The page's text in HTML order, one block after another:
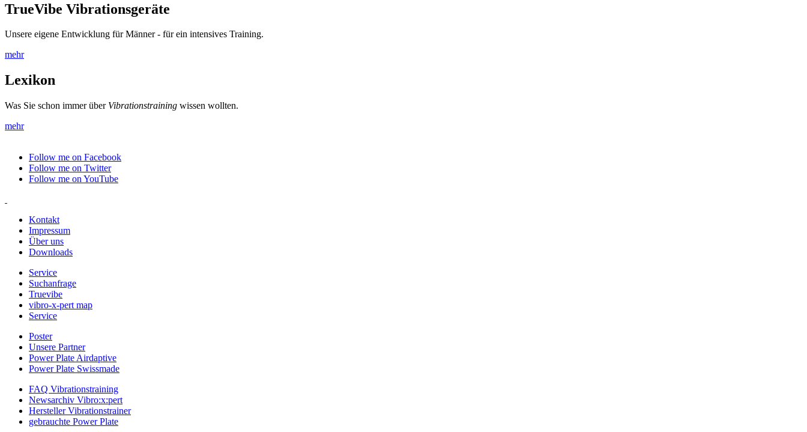
TrueVibe Vibrationsgeräte
Unsere eigene Entwicklung für Männer - für ein intensives Training.
mehr
Lexikon
Was Sie schon immer über Vibrationstraining wissen wollten.
mehr
Follow me on Facebook
Follow me on Twitter
Follow me on YouTube
Kontakt
Impressum
Über uns
Downloads
Service
Suchanfrage
Truevibe
vibro-x-pert map
Service
Poster
Unsere Partner
Power Plate Airdaptive
Power Plate Swissmade
FAQ Vibrationstraining
Newsarchiv Vibro:x:pert
Hersteller Vibrationstrainer
gebrauchte Power Plate